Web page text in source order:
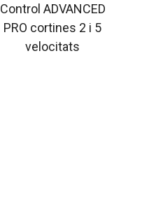
Control ADVANCED
PRO cortines 2 i 5
velocitats